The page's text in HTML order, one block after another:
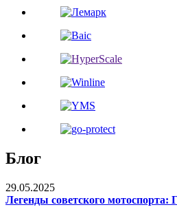
Блог
29.05.2025
Легенды советского